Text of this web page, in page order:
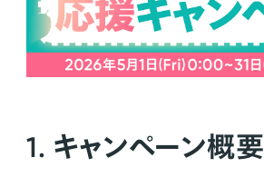
1. キャンペーン概要